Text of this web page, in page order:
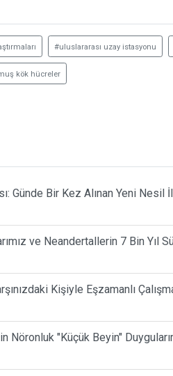
#uluslararası uzay istasyonu
kök hücreler
Günde Bir Kez Alınan Yeni Nesil
ve Neandertallerin 7 Bin Yıl
Kişiyle Eşzamanlı
"Küçük Beyin"